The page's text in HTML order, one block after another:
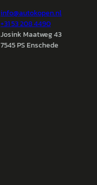
info@autokopen.nl
+31 53 208 4490
Josink Maatweg 43
7545 PS Enschede